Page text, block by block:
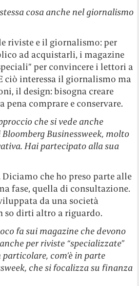
cosa anche nel giornalismo
riviste e il giornalismo: per
ad acquistarli, i magazine
per convincere i lettori a
ciò interessa il giornalismo ma
il design: bisogna creare
pena comprare e conservare.
che si vede anche
Bloomberg Businessweek, molto
Hai partecipato alla sua
che ho preso parte alle
fase, quella di consultazione.
da una società
so dirti altro a riguardo.
fa sui magazine che devono
per riviste “specializzate”
com’è in parte
che si focalizza su finanza